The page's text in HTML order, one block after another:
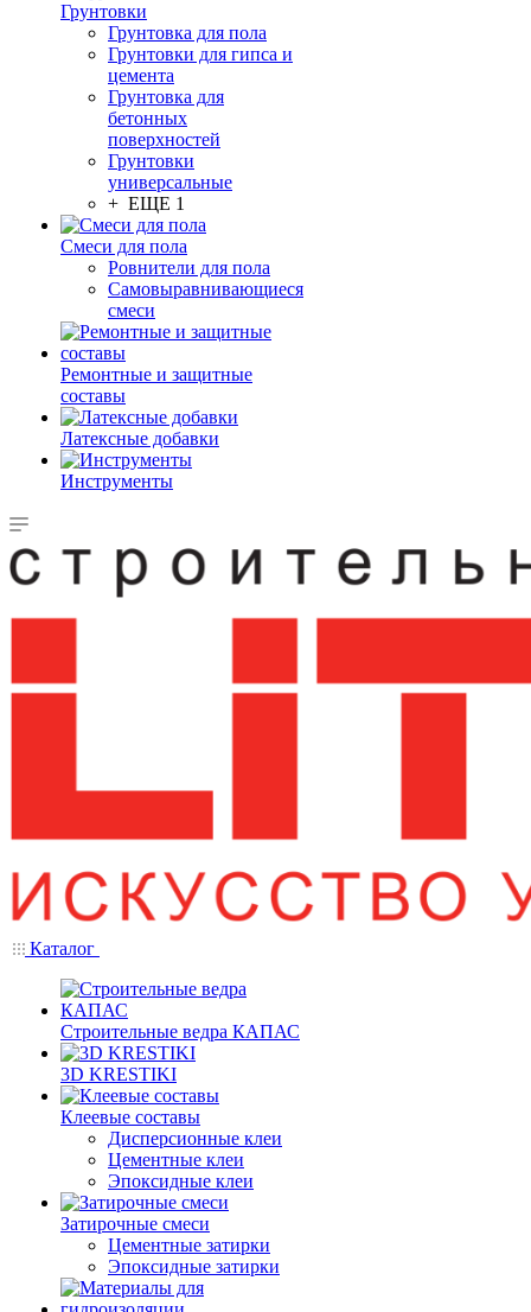
Грунтовки
Грунтовка для пола
Грунтовки для гипса и
цемента
Грунтовка для
бетонных
поверхностей
Грунтовки
универсальные
+ ЕЩЕ 1
Смеси для пола
Ровнители для пола
Самовыравнивающиеся
смеси
Ремонтные и защитные
составы
Латексные добавки
Инструменты
Каталог
Строительные ведра КАПАС
3D KRESTIKI
Клеевые составы
Дисперсионные клеи
Цементные клеи
Эпоксидные клеи
Затирочные смеси
Цементные затирки
Эпоксидные затирки